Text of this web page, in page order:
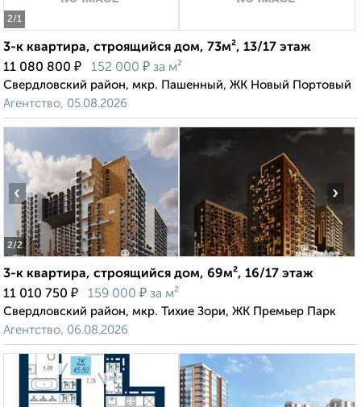
2/1
3-к квартира, строящийся дом, 73м², 13/17 этаж
11 080 800 ₽ 152 000 ₽ за м²
Свердловский район, мкр. Пашенный, ЖК Новый Портовый
Агентство, 05.08.2026
2/2
‹ ›
3-к квартира, строящийся дом, 69м², 16/17 этаж
11 010 750 ₽ 159 000 ₽ за м²
Свердловский район, мкр. Тихие Зори, ЖК Премьер Парк
Агентство, 06.08.2026